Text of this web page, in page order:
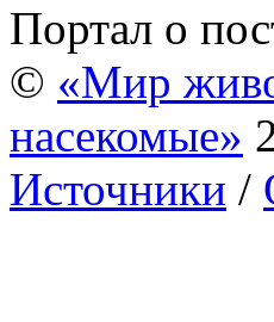
Портал о
© «Мир
насекомые»
Источники /